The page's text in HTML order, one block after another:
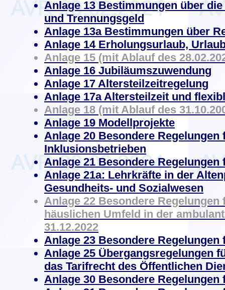
Anlage 13 Bestimmungen über
und Trennungsgeld
Anlage 13a Bestimmungen über
Anlage 14 Erholungsurlaub,
Anlage 15 (mit Ablauf des
Anlage 16 Jubiläumszuwendung
Anlage 17 Altersteilzeitregelung
Anlage 17a Altersteilzeit und
Anlage 18 (mit Ablauf des
Anlage 19 Modellprojekte
Anlage 20 Besondere
Inklusionsbetrieben
Anlage 21 Besondere
Anlage 21a: Lehrkräfte in der
Gesundheits- und Sozialwesen
Anlage 22 Besondere
häuslichen Umfeld in der
31.12.2022
Anlage 23 Besondere Regelungen
Anlage 25 Übergangsregelungen
das Tarifrecht des Öffentlichen
Anlage 30 Besondere